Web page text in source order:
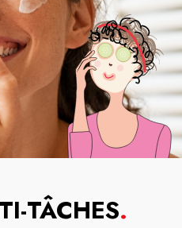
TÂCHES.